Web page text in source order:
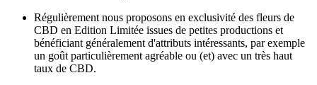
Régulièrement nous proposons en exclusivité des fleurs de
CBD en Edition Limitée issues de petites productions et
bénéficiant généralement d'attributs intéressants, par exemple
un goût particulièrement agréable ou (et) avec un très haut
taux de CBD.